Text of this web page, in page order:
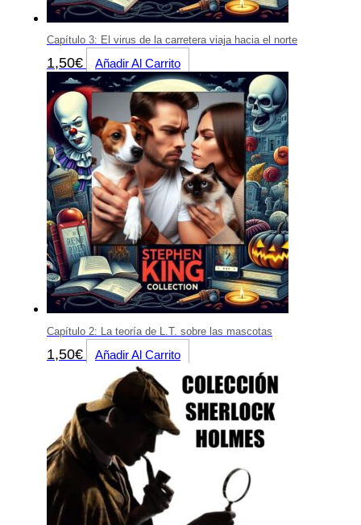
Capítulo 3: El virus de la carretera viaja hacia el norte
1,50€ Añadir Al Carrito
Capítulo 2: La teoría de L.T. sobre las mascotas
1,50€ Añadir Al Carrito